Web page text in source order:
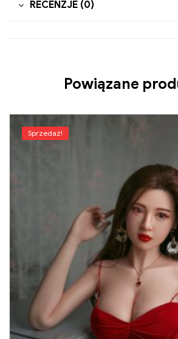
RECENZJE (0)
Powiązane
Sprzedaż!